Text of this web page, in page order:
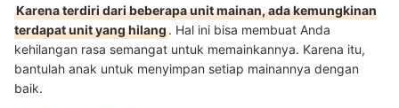
Karena terdiri dari beberapa unit mainan, ada kemungkinan
terdapat unit yang hilang. Hal ini bisa membuat Anda
kehilangan rasa semangat untuk memainkannya. Karena itu,
bantulah anak untuk menyimpan setiap mainannya dengan
baik.